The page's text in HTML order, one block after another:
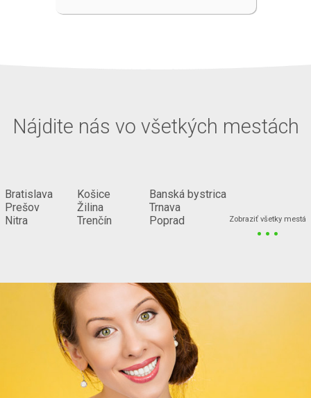
Nájdite nás vo všetkých mestách
Bratislava
Prešov
Nitra
Košice
Žilina
Trenčín
Banská bystrica
Trnava
Poprad
Zobraziť všetky mestá
...